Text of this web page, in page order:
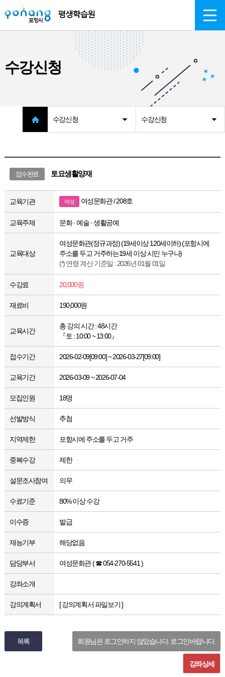
수강신청
수강신청 수강신청
접수완료 토요생활양재
교육기관 여성 여성문화관 / 208호
교육주제 문화 · 예술 · 생활공예
교육대상
여성문화관(정규과정) (19세이상 120세이하) (포항시에
주소를 두고 거주하는19세 이상 시민 누구나)
(*) 연령 계산 기준일 : 2026년 01월 01일
수강료 20,000원
재료비 190,000원
교육시간
총 강의 시간 : 48시간
『토 : 10:00 ~ 13:00』
접수기간 2026-02-09[09:00] ~ 2026-03-27[09:00]
교육기간 2026-03-09 ~ 2026-07-04
모집인원 18명
선발방식 추첨
지역제한 포항시에 주소를 두고 거주
중복수강 제한
설문조사참여 의무
수료기준 80% 이상 수강
이수증 발급
재능기부 해당없음
담당부서 여성문화관 ( ☎ 054-270-5541 )
강좌소개
강의계획서 [ 강의계획서 파일보기 ]
목록 회원님은 로그인하지 않았습니다. 로그인바랍니다.
강좌상세